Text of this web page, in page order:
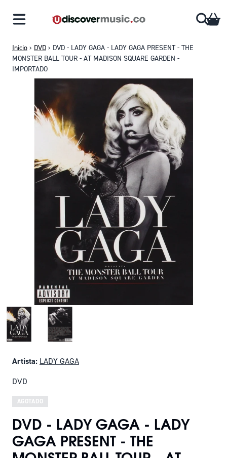
Inicio › DVD › DVD - LADY GAGA - LADY GAGA PRESENT - THE
MONSTER BALL TOUR - AT MADISON SQUARE GARDEN -
IMPORTADO
Artista: LADY GAGA
DVD
AGOTADO
DVD - LADY GAGA - LADY
GAGA PRESENT - THE